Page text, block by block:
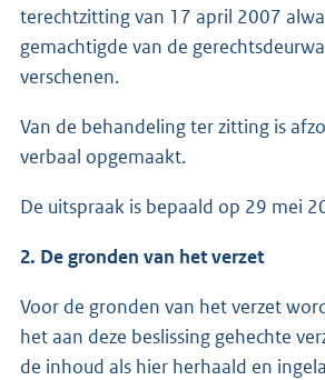
terechtzitting van 17 april 2007
gemachtigde van de
verschenen.
Van de behandeling ter zitting is
verbaal opgemaakt.
De uitspraak is bepaald op 29 mei
2. De gronden van het verzet
Voor de gronden van het verzet
het aan deze beslissing gehechte
de inhoud als hier herhaald en